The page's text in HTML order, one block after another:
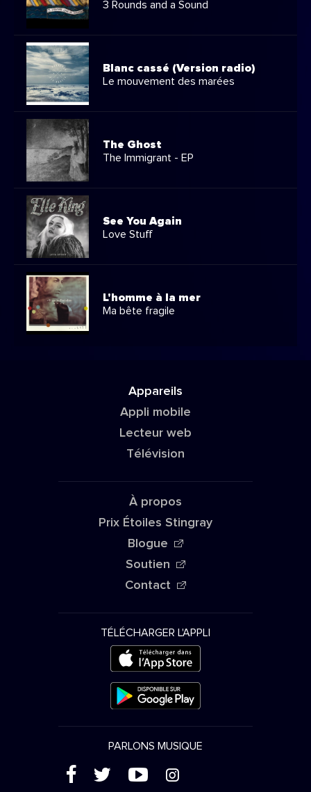
3 Rounds and a Sound
Blanc cassé (Version radio)
Le mouvement des marées
The Ghost
The Immigrant - EP
See You Again
Love Stuff
L'homme à la mer
Ma bête fragile
Appareils
Appli mobile
Lecteur web
Télévision
À propos
Prix Étoiles Stingray
Blogue
Soutien
Contact
TÉLÉCHARGER L'APPLI
PARLONS MUSIQUE
( ' + &